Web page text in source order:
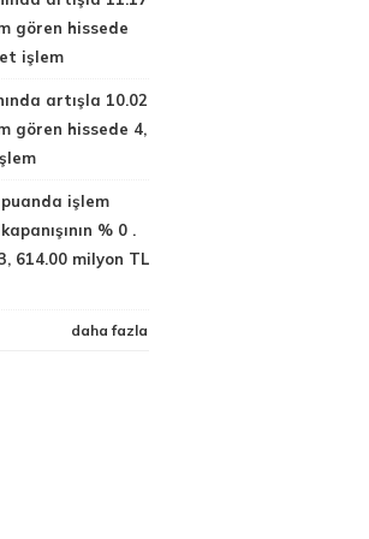
gören hissede
işlem
artışla 10.02
gören hissede 4,
puanda işlem
% 0 .
614.00 milyon TL
daha fazla